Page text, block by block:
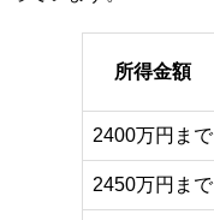
所得金額
2400万円まで
2450万円まで